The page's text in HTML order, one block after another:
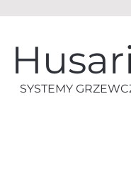
SYSTEMY